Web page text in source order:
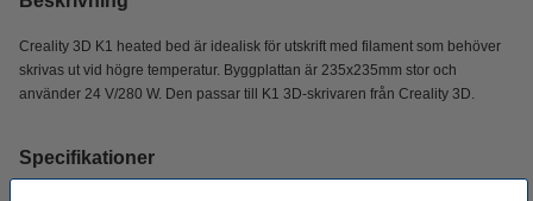
Creality 3D K1 heated bed är idealisk för utskrift med filament som behöver
skrivas ut vid högre temperatur. Byggplattan är 235x235mm stor och
använder 24 V/280 W. Den passar till K1 3D-skrivaren från Creality 3D.
Specifikationer